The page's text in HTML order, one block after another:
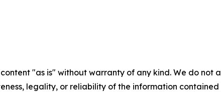
content "as is" without warranty of any kind. We do
legality, or reliability of the information